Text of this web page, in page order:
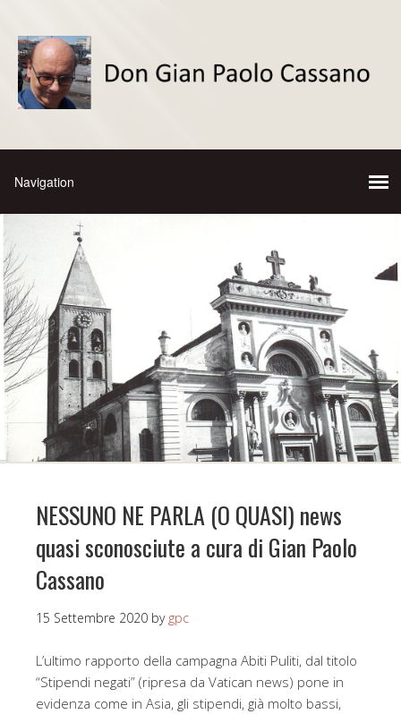
NESSUNO NE PARLA (O QUASI) news
quasi sconosciute a cura di Gian Paolo
Cassano
15 Settembre 2020 by gpc
L’ultimo rapporto della campagna Abiti Puliti, dal titolo
“Stipendi negati” (ripresa da Vatican news) pone in
evidenza come in Asia, gli stipendi, già molto bassi,